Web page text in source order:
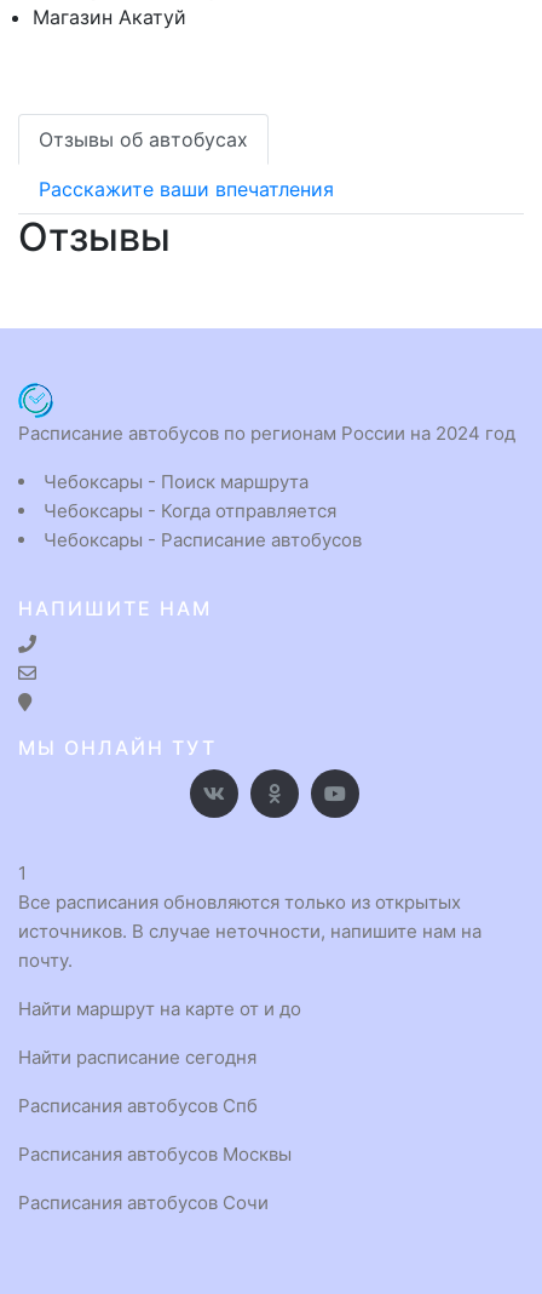
Магазин Акатуй
Отзывы об автобусах
Расскажите ваши впечатления
Отзывы
Расписание автобусов по регионам России на 2024 год
Чебоксары - Поиск маршрута
Чебоксары - Когда отправляется
Чебоксары - Расписание автобусов
НАПИШИТЕ НАМ
МЫ ОНЛАЙН ТУТ
1
Все расписания обновляются только из открытых
источников. В случае неточности, напишите нам на
почту.
Найти маршрут на карте от и до
Найти расписание сегодня
Расписания автобусов Спб
Расписания автобусов Москвы
Расписания автобусов Сочи